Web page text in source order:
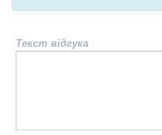
Текст відгука